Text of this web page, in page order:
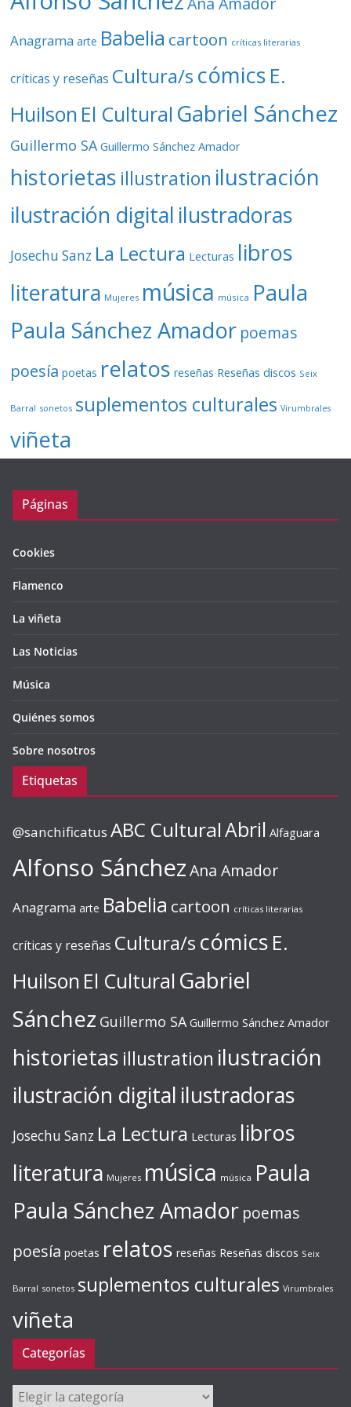
Anagrama arte Babelia cartoon críticas literarias
críticas y reseñas Cultura/s cómics E.
Huilson El Cultural Gabriel Sánchez
Guillermo SA Guillermo Sánchez Amador
historietas illustration ilustración
ilustración digital ilustradoras
Josechu Sanz La Lectura Lecturas libros
literatura Mujeres música música Paula
Paula Sánchez Amador poemas
poesía poetas relatos reseñas Reseñas discos Seix
Barral sonetos suplementos culturales Virumbrales
viñeta
Páginas
Cookies
Flamenco
La viñeta
Las Noticias
Música
Quiénes somos
Sobre nosotros
Etiquetas
@sanchificatus ABC CulturalAbril Alfaguara
Alfonso SánchezAna Amador
Anagrama arte Babelia cartoon críticas literarias
críticas y reseñas Cultura/s cómics E.
Huilson El Cultural Gabriel
Sánchez Guillermo SA Guillermo Sánchez Amador
historietas illustration ilustración
ilustración digital ilustradoras
Josechu Sanz La Lectura Lecturas libros
literatura Mujeres música música Paula
Paula Sánchez Amador poemas
poesía poetas relatos reseñas Reseñas discos Seix
Barral sonetos suplementos culturales Virumbrales
viñeta
Categorías
Categorías